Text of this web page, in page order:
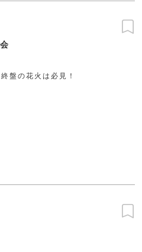
盤の花火は必見！